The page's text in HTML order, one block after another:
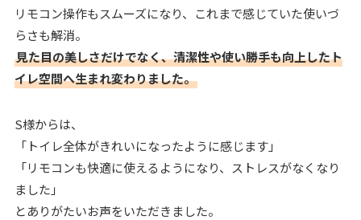
リモコン操作もスムーズになり、これまで感じていた使いづ
らさも解消。
見た目の美しさだけでなく、清潔性や使い勝手も向上したト
イレ空間へ生まれ変わりました。
S様からは、
「トイレ全体がきれいになったように感じます」
「リモコンも快適に使えるようになり、ストレスがなくなり
ました」
とありがたいお声をいただきました。